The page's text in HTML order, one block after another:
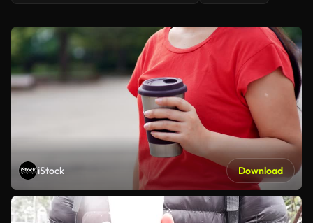
iStock Download